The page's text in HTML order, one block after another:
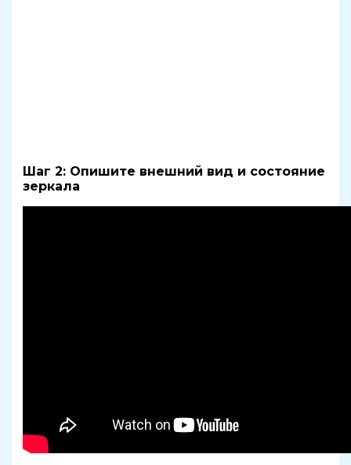
Шаг 2: Опишите внешний вид и состояние
зеркала